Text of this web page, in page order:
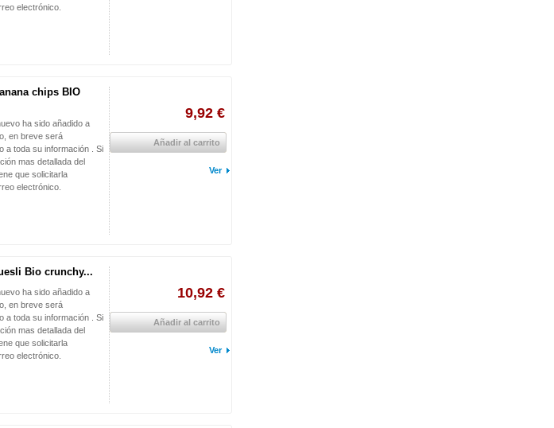
electrónico.
chips BIO
ha sido añadido a
en breve será
a toda su información . Si
mas detallada del
que solicitarla
electrónico.
9,92 €
Añadir al carrito
Ver
Bio crunchy...
ha sido añadido a
en breve será
a toda su información . Si
mas detallada del
que solicitarla
electrónico.
10,92 €
Añadir al carrito
Ver